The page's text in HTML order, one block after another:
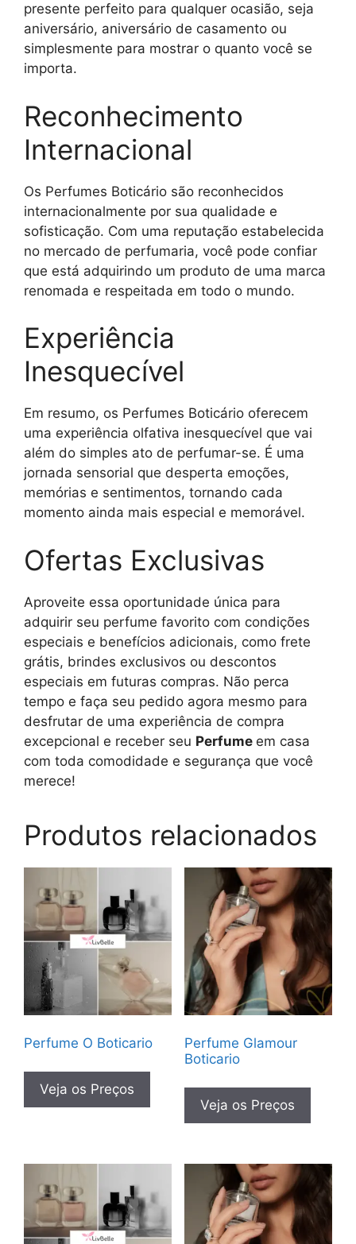
presente perfeito para qualquer ocasião, seja
aniversário, aniversário de casamento ou
simplesmente para mostrar o quanto você se
importa.
Reconhecimento
Internacional
Os Perfumes Boticário são reconhecidos
internacionalmente por sua qualidade e
sofisticação. Com uma reputação estabelecida
no mercado de perfumaria, você pode confiar
que está adquirindo um produto de uma marca
renomada e respeitada em todo o mundo.
Experiência
Inesquecível
Em resumo, os Perfumes Boticário oferecem
uma experiência olfativa inesquecível que vai
além do simples ato de perfumar-se. É uma
jornada sensorial que desperta emoções,
memórias e sentimentos, tornando cada
momento ainda mais especial e memorável.
Ofertas Exclusivas
Aproveite essa oportunidade única para
adquirir seu perfume favorito com condições
especiais e benefícios adicionais, como frete
grátis, brindes exclusivos ou descontos
especiais em futuras compras. Não perca
tempo e faça seu pedido agora mesmo para
desfrutar de uma experiência de compra
excepcional e receber seu Perfume em casa
com toda comodidade e segurança que você
merece!
Produtos relacionados
Perfume O Boticario
Veja os Preços
Perfume Glamour
Boticario
Veja os Preços